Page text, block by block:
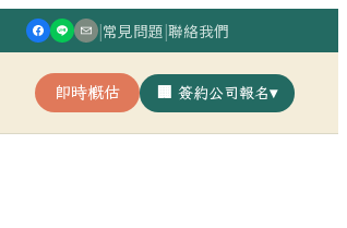
|常見問題|聯絡我們
即時概估 🏢 簽約公司報名▾